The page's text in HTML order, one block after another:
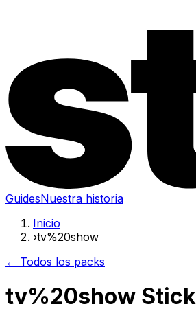
GuidesNuestra historia
Inicio
›tv%20show
← Todos los packs
tv%20show